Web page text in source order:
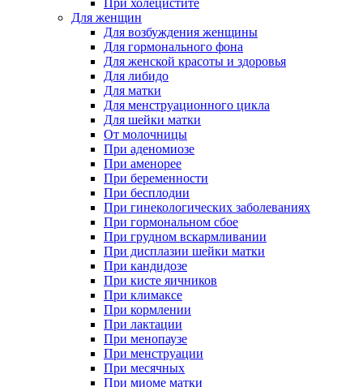
При холецистите
Для женщин
Для возбуждения женщины
Для гормонального фона
Для женской красоты и здоровья
Для либидо
Для матки
Для менструационного цикла
Для шейки матки
От молочницы
При аденомиозе
При аменорее
При беременности
При бесплодии
При гинекологических заболеваниях
При гормональном сбое
При грудном вскармливании
При дисплазии шейки матки
При кандидозе
При кисте яичников
При климаксе
При кормлении
При лактации
При менопаузе
При менструации
При месячных
При миоме матки